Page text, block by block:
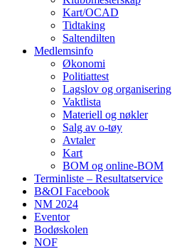
Kart/OCAD
Tidtaking
Saltendilten
Medlemsinfo
Økonomi
Politiattest
Lagslov og organisering
Vaktlista
Materiell og nøkler
Salg av o-tøy
Avtaler
Kart
BOM og online-BOM
Terminliste – Resultatservice
B&OI Facebook
NM 2024
Eventor
Bodøskolen
NOF